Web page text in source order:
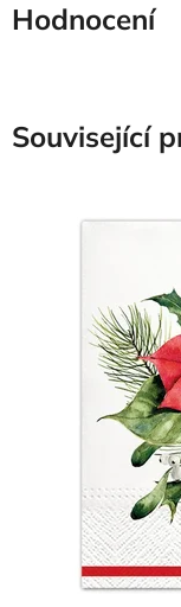
Hodnocení
Související